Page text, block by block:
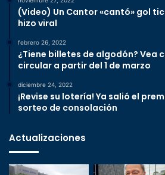
(Video) Un Cantor «cantó» gol
hizo viral
febrero 26, 2022
¿Tiene billetes de algodón? Vea
circular a partir del 1 de marzo
diciembre 24, 2022
¡Revise su lotería! Ya salió el
sorteo de consolación
Actualizaciones